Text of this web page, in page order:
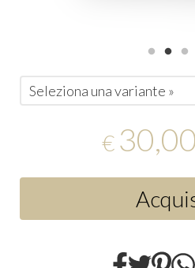
Seleziona una variante »
€ 30,00